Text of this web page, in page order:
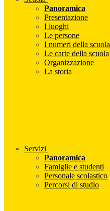
Panoramica
Presentazione
I luoghi
Le persone
I numeri della scuola
Le carte della scuola
Organizzazione
La storia
Servizi
Panoramica
Famiglie e studenti
Personale scolastico
Percorsi di studio